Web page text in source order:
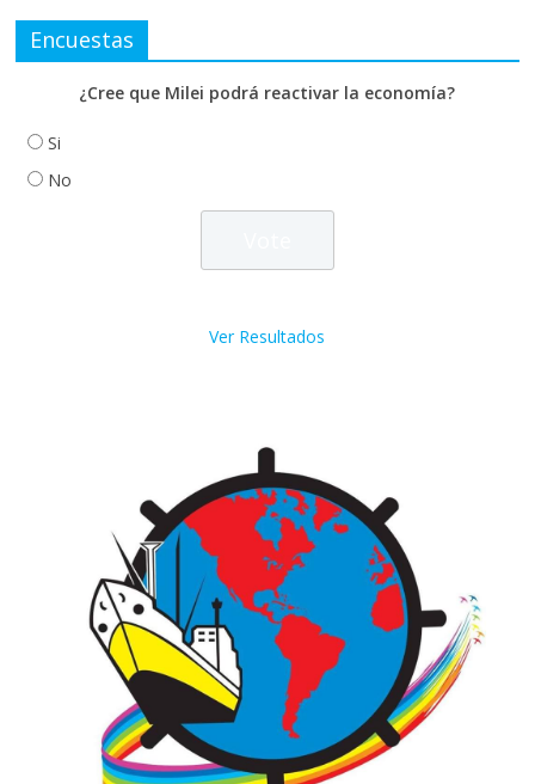
Encuestas
¿Cree que Milei podrá reactivar la economía?
Si
No
Ver Resultados